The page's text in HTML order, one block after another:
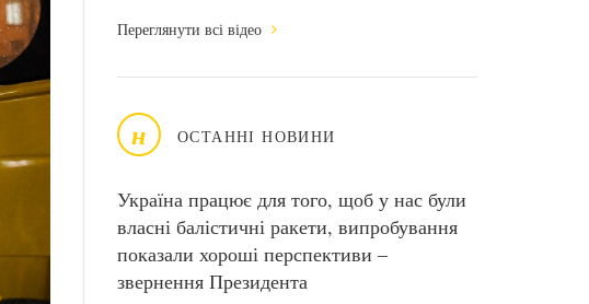
Переглянути всі відео
н ОСТАННІ НОВИНИ
Україна працює для того, щоб у нас були
власні балістичні ракети, випробування
показали хороші перспективи –
звернення Президента